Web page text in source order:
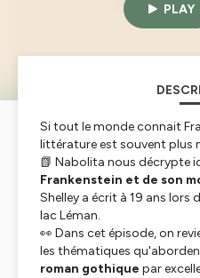
PLAY
Si tout le monde connait
littérature est souvent plus
📗 Nabolita nous décrypte
Frankenstein et de son
Shelley a écrit à 19 ans lors
lac Léman.
👀 Dans cet épisode, on
les thématiques
roman gothique par